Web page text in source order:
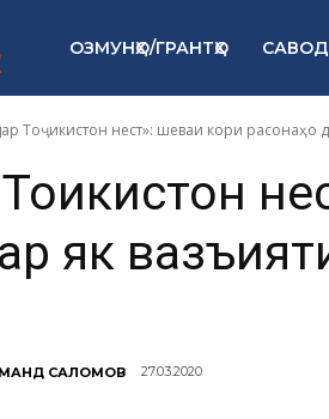
ОЗМУНҲО/ГРАНТҲО
Тоҷикистон нест»: шеваи кори расонаҳо
як
САЛОМОВ 27.03.2020